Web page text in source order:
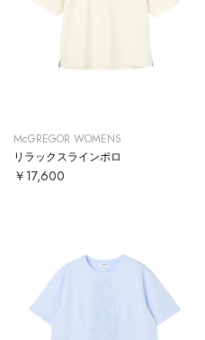
McGREGOR WOMENS
リラックスラインポロ
￥17,600